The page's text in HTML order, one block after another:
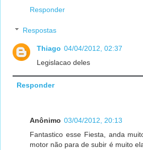
Responder
Respostas
Thiago 04/04/2012, 02:37
Legislacao deles
Responder
Anônimo 03/04/2012, 20:13
Fantastico esse Fiesta, anda
motor não para de subir é muito